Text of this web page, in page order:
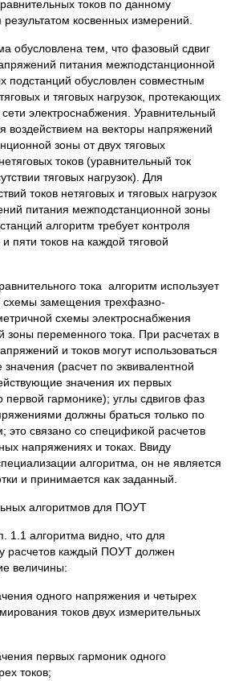
токов по данному
косвенных измерений.
обусловлена тем, что фазовый сдвиг
питания межподстанционной
подстанций обусловлен совместным
и тяговых нагрузок, протекающих
электроснабжения. Уравнительный
воздействием на векторы напряжений
зоны от двух тяговых
токов (уравнительный ток
тяговых нагрузок). Для
токов нетяговых и тяговых нагрузок
питания межподстанционной зоны
алгоритм требует контроля
пяти токов на каждой тяговой
тока алгоритм использует
схемы замещения трехфазно-
схемы электроснабжения
зоны переменного тока. При расчетах в
и токов могут использоваться
(расчет по эквивалентной
значения их первых
первой гармонике); углы сдвигов фаз
должны браться только по
это связано со спецификой расчетов
напряжениях и токах. Ввиду
алгоритма, он не является
и принимается как заданный.
алгоритмов для ПОУТ
1.1 алгоритма видно, что для
расчетов каждый ПОУТ должен
величины:
одного напряжения и четырех
токов двух измерительных
первых гармоник одного
токов;